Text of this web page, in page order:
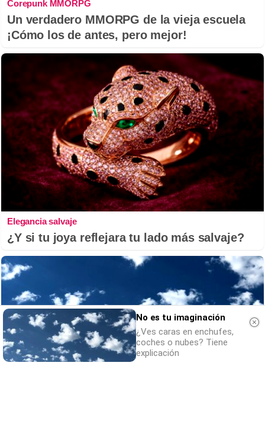
Corepunk MMORPG
Un verdadero MMORPG de la vieja escuela
¡Cómo los de antes, pero mejor!
Elegancia salvaje
¿Y si tu joya reflejara tu lado más salvaje?
No es tu imaginación
¿Ves caras en enchufes,
coches o nubes? Tiene
explicación